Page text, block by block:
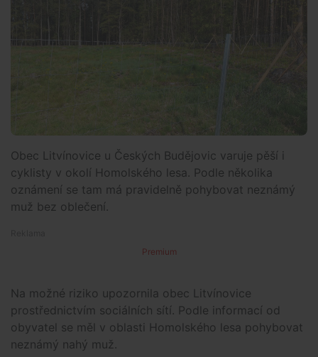
Obec Litvínovice u Českých Budějovic varuje pěší i
cyklisty v okolí Homolského lesa. Podle několika
oznámení se tam má pravidelně pohybovat neznámý
muž bez oblečení.
Premium
Na možné riziko upozornila obec Litvínovice
prostřednictvím sociálních sítí. Podle informací od
obyvatel se měl v oblasti Homolského lesa pohybovat
neznámý nahý muž.